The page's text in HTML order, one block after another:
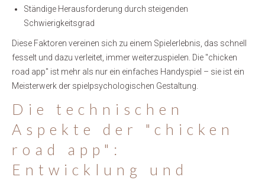
Ständige Herausforderung durch steigenden
Schwierigkeitsgrad
Diese Faktoren vereinen sich zu einem Spielerlebnis, das schnell
fesselt und dazu verleitet, immer weiterzuspielen. Die "chicken
road app" ist mehr als nur ein einfaches Handyspiel – sie ist ein
Meisterwerk der spielpsychologischen Gestaltung.
Die technischen
Aspekte der "chicken
road app":
Entwicklung und